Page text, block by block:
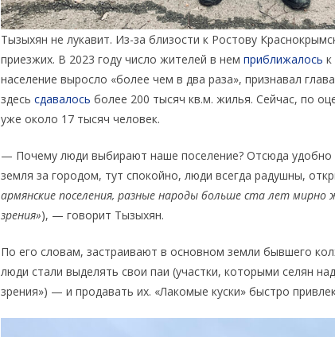
Тызыхян не лукавит. Из-за близости к Ростову
приезжих. В 2023 году число жителей в нем приближалось к
население выросло «более чем в два раза», признавал
здесь сдавалось более 200 тысяч кв.м. жилья. Сейчас, по
уже около 17 тысяч человек.
— Почему люди выбирают наше поселение? Отсюда
земля за городом, тут спокойно, люди всегда радушны,
армянские поселения, разные народы больше ста лет
зрения»), — говорит Тызыхян.
По его словам, застраивают в основном земли бывшего
люди стали выделять свои паи (участки, которыми селян
зрения») — и продавать их. «Лакомые куски» быстро